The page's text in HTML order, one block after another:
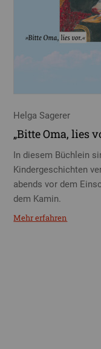
Helga Sagerer
„Bitte Oma, lies
In diesem Büchlein
Kindergeschichten
abends vor dem
dem Kamin.
Mehr erfahren